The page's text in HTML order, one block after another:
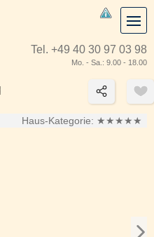
Tel. +49 40 30 97 03 98
Mo. - Sa.: 9.00 - 18.00
Haus-Kategorie: ★★★★★